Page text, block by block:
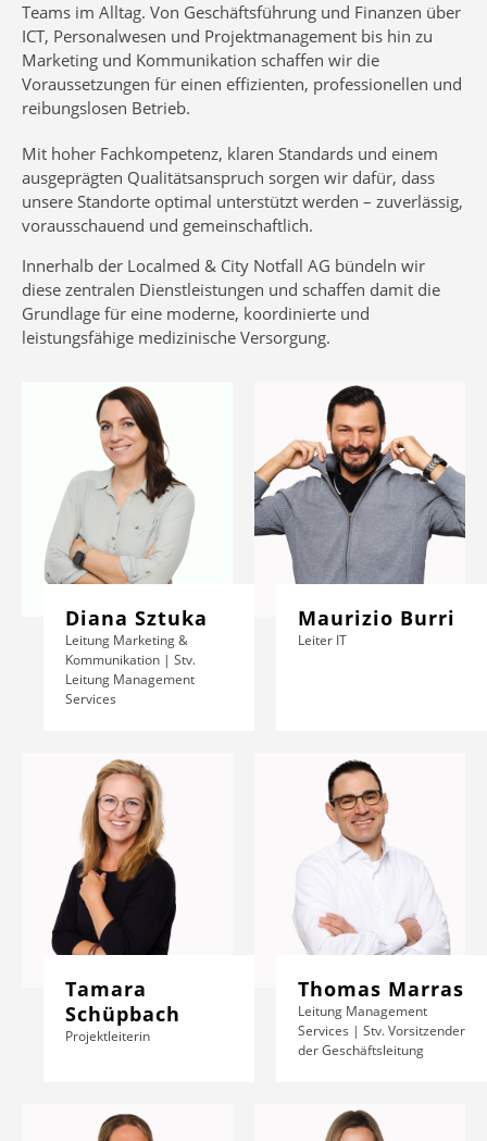
Teams im Alltag. Von Geschäftsführung und Finanzen über
ICT, Personalwesen und Projektmanagement bis hin zu
Marketing und Kommunikation schaffen wir die
Voraussetzungen für einen effizienten, professionellen und
reibungslosen Betrieb.
Mit hoher Fachkompetenz, klaren Standards und einem
ausgeprägten Qualitätsanspruch sorgen wir dafür, dass
unsere Standorte optimal unterstützt werden – zuverlässig,
vorausschauend und gemeinschaftlich.
Innerhalb der Localmed & City Notfall AG bündeln wir
diese zentralen Dienstleistungen und schaffen damit die
Grundlage für eine moderne, koordinierte und
leistungsfähige medizinische Versorgung.
Diana Sztuka
Leitung Marketing &
Kommunikation | Stv.
Leitung Management
Services
Maurizio Burri
Leiter IT
Tamara
Schüpbach
Projektleiterin
Thomas Marras
Leitung Management
Services | Stv. Vorsitzender
der Geschäftsleitung